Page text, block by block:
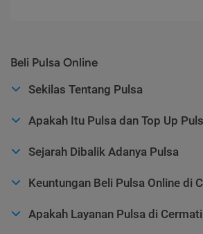
Beli Pulsa Online
Sekilas Tentang Pulsa
Apakah Itu Pulsa dan Top Up
Sejarah Dibalik Adanya Pulsa
Keuntungan Beli Pulsa Online di
Apakah Layanan Pulsa di